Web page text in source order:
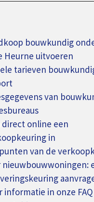
bouwkundig
Heurne uitvoeren
tarieven
van
direct online een
in
van de
nieuwbouwwoningen:
informatie in onze